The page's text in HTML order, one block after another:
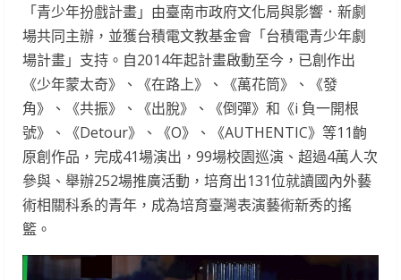
「青少年扮戲計畫」由臺南市政府文化局與影響．新劇
場共同主辦，並獲台積電文教基金會「台積電青少年劇
場計畫」支持。自2014年起計畫啟動至今，已創作出
《少年蒙太奇》、《在路上》、《萬花筒》、《發
角》、《共振》、《出脫》、《倒彈》和《i 負一開根
號》、《Detour》、《O》、《AUTHENTIC》等11齣
原創作品，完成41場演出，99場校園巡演、超過4萬人次
參與、舉辦252場推廣活動，培育出131位就讀國內外藝
術相關科系的青年，成為培育臺灣表演藝術新秀的搖
籃。